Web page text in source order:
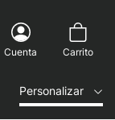
Cuenta Carrito
Personalizar